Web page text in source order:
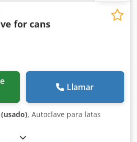
for cans
Llamar
, Autoclave para latas